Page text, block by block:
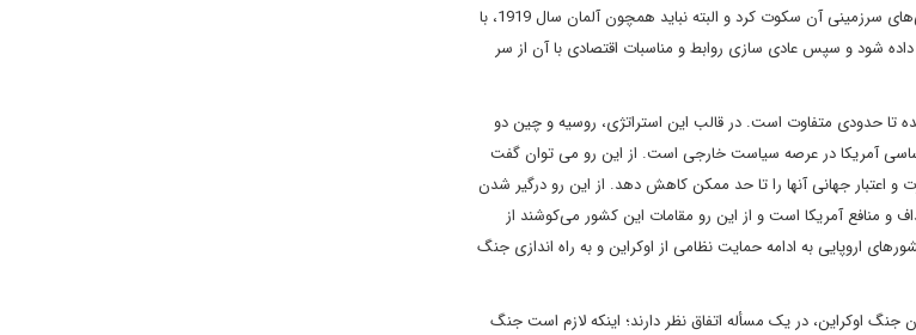
آلمان گستاخ سال 1914 می نگرند؛ کشور متجاوزی که نمی توان و نباید در برابر توسعه طلبی‌های سرزمینی آن سکوت کرد و البته نباید همچون آلمان سال 1919، با
بلکه لازم است مثل آلمان 1945، شکست و گوشمالی داده شود و سپس عادی سازی روابط و مناسبات اقتصادی با آن از سر
تا حدودی متفاوت است. در قالب این استراتژی، روسیه و چین دو
آمریکا در عرصه سیاست خارجی است. از این رو می توان گفت
اعتبار جهانی آنها را تا حد ممکن کاهش دهد. از این رو درگیر شدن
و منافع آمریکا است و از این رو مقامات این کشور می‌کوشند از
اروپایی به ادامه حمایت نظامی از اوکراین و به راه اندازی جنگ
اوکراین، در یک مسأله اتفاق نظر دارند؛ اینکه لازم است جنگ